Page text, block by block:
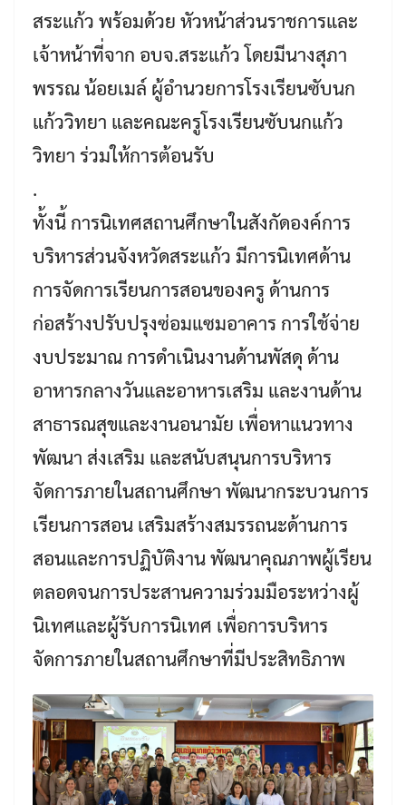
สระแก้ว พร้อมด้วย หัวหน้าส่วนราชการและ
เจ้าหน้าที่จาก อบจ.สระแก้ว โดยมีนางสุภา
พรรณ น้อยเมล์ ผู้อำนวยการโรงเรียนซับนก
แก้ววิทยา และคณะครูโรงเรียนซับนกแก้ว
วิทยา ร่วมให้การต้อนรับ
.
ทั้งนี้ การนิเทศสถานศึกษาในสังกัดองค์การ
บริหารส่วนจังหวัดสระแก้ว มีการนิเทศด้าน
การจัดการเรียนการสอนของครู ด้านการ
ก่อสร้างปรับปรุงซ่อมแซมอาคาร การใช้จ่าย
งบประมาณ การดำเนินงานด้านพัสดุ ด้าน
อาหารกลางวันและอาหารเสริม และงานด้าน
สาธารณสุขและงานอนามัย เพื่อหาแนวทาง
พัฒนา ส่งเสริม และสนับสนุนการบริหาร
จัดการภายในสถานศึกษา พัฒนากระบวนการ
เรียนการสอน เสริมสร้างสมรรถนะด้านการ
สอนและการปฏิบัติงาน พัฒนาคุณภาพผู้เรียน
ตลอดจนการประสานความร่วมมือระหว่างผู้
นิเทศและผู้รับการนิเทศ เพื่อการบริหาร
จัดการภายในสถานศึกษาที่มีประสิทธิภาพ